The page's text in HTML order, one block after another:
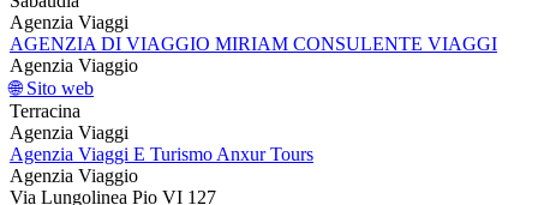
Agenzia Viaggi
AGENZIA DI VIAGGIO MIRIAM CONSULENTE VIAGGI
Agenzia Viaggio
🌐 Sito web
Terracina
Agenzia Viaggi
Agenzia Viaggi E Turismo Anxur Tours
Agenzia Viaggio
Via Lungolinea Pio VI 127